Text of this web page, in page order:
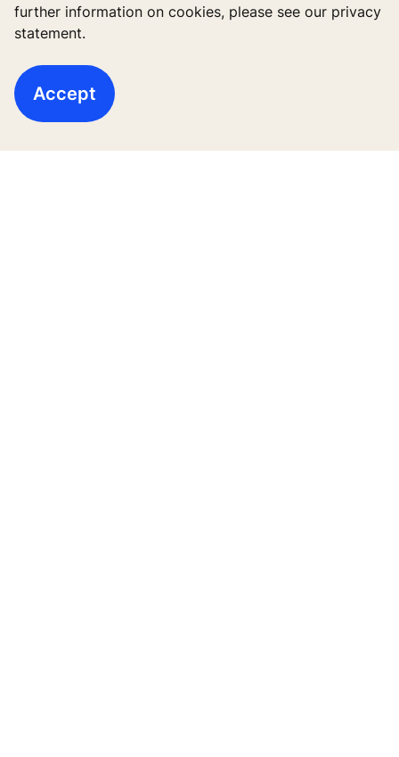
further information on cookies, please see our privacy
statement.
Accept